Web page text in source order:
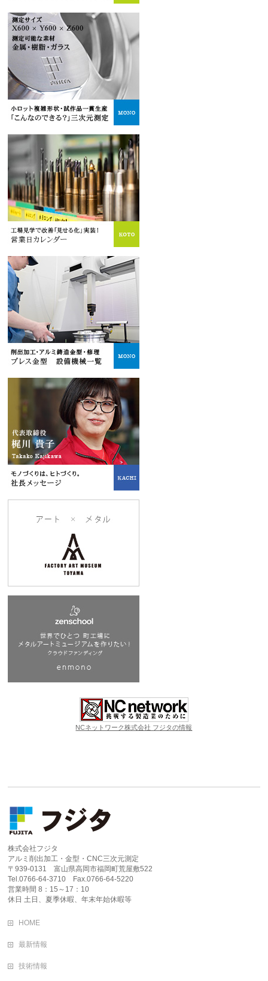
NCネットワーク株式会社 フジタの情報
株式会社フジタ
アルミ削出加工・金型・CNC三次元測定
〒939-0131 富山県高岡市福岡町荒屋敷522
Tel.0766-64-3710 Fax.0766-64-5220
営業時間 8：15～17：10
休日 土日、夏季休暇、年末年始休暇等
HOME
最新情報
技術情報